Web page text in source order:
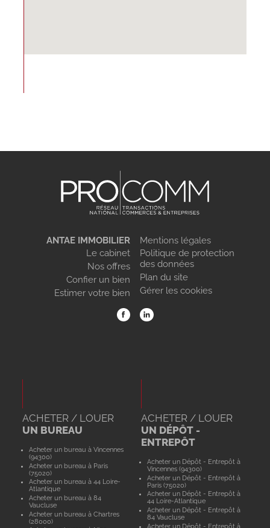
ANTAE IMMOBILIER
Le cabinet
Nos offres
Confier un bien
Estimer votre bien
Mentions légales
Politique de protection
des données
Plan du site
Gérer les cookies
ACHETER / LOUER
UN BUREAU
Acheter un bureau à Vincennes
(94300)
Acheter un bureau à Paris
(75020)
Acheter un bureau à 44 Loire-
Atlantique
Acheter un bureau à 84
Vaucluse
Acheter un bureau à Chartres
(28000)
ACHETER / LOUER
UN DÉPÔT -
ENTREPÔT
Acheter un Dépôt - Entrepôt à
Vincennes (94300)
Acheter un Dépôt - Entrepôt à
Paris (75020)
Acheter un Dépôt - Entrepôt à
44 Loire-Atlantique
Acheter un Dépôt - Entrepôt à
84 Vaucluse
Acheter un Dépôt - Entrepôt à